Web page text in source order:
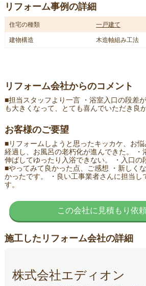
リフォーム事例の詳細
住宅の種類 一戸建て
建物構造 木造軸組み工法
リフォーム会社からのコメント
■担当スタッフより一言 ・浴室入口の段差
も大きくなって、とても喜んでいただき良
お客様のご要望
■リフォームしようと思ったキッカケ、お
経過し、お風呂の老朽化が進んできた。 ・
伸ばしてゆったり入浴できない。 ・入口の
■やってみて良かった点、ご感想 ・新しく
かったです。 ・良い工事業者さんに担当し
す。
この会社に見積もり依
施工したリフォーム会社の詳細
株式会社エディオン